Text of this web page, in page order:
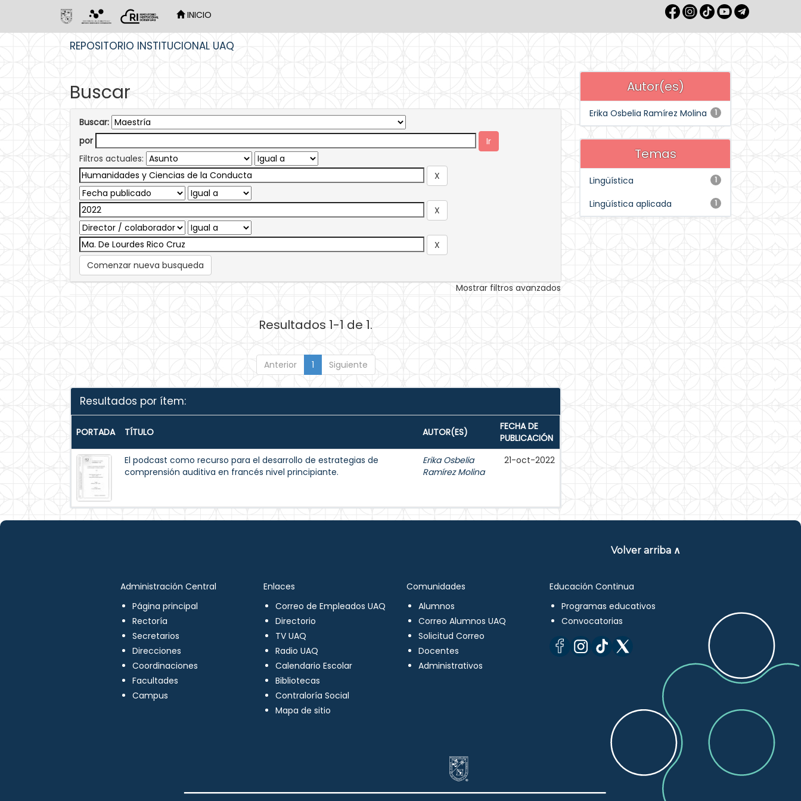
INICIO
REPOSITORIO INSTITUCIONAL UAQ
Buscar
Buscar:
por
Filtros actuales:
Comenzar nueva busqueda
Mostrar filtros avanzados
Resultados 1-1 de 1.
Anterior 1 Siguiente
Resultados por ítem:
PORTADA TÍTULO AUTOR(ES)
FECHA DE
PUBLICACIÓN
El podcast como recurso para el desarrollo de estrategias de
comprensión auditiva en francés nivel principiante.
Erika Osbelia
Ramírez Molina
21-oct-2022
Autor(es)
1
Erika Osbelia Ramírez Molina
Temas
1
Lingüística
1
Lingüística aplicada
Volver arriba ∧
Administración Central
Página principal
Rectoría
Secretarios
Direcciones
Coordinaciones
Facultades
Campus
Enlaces
Correo de Empleados UAQ
Directorio
TV UAQ
Radio UAQ
Calendario Escolar
Bibliotecas
Contraloría Social
Mapa de sitio
Comunidades
Alumnos
Correo Alumnos UAQ
Solicitud Correo
Docentes
Administrativos
Educación Continua
Programas educativos
Convocatorias